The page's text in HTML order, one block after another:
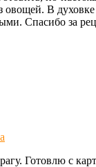
овощей. В
Спасибо за
Готовлю с